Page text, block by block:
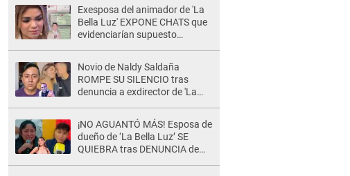
Exesposa del animador de 'La
Bella Luz' EXPONE CHATS que
evidenciarían supuesto
Novio de Naldy Saldaña
ROMPE SU SILENCIO tras
denuncia a exdirector de 'La
¡NO AGUANTÓ MÁS! Esposa de
dueño de ‘La Bella Luz’ SE
QUIEBRA tras DENUNCIA de